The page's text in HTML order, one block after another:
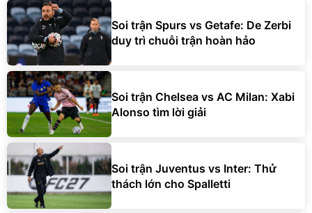
Soi trận Spurs vs Getafe: De Zerbi
duy trì chuỗi trận hoàn hảo
Soi trận Chelsea vs AC Milan: Xabi
Alonso tìm lời giải
Soi trận Juventus vs Inter: Thử
thách lớn cho Spalletti